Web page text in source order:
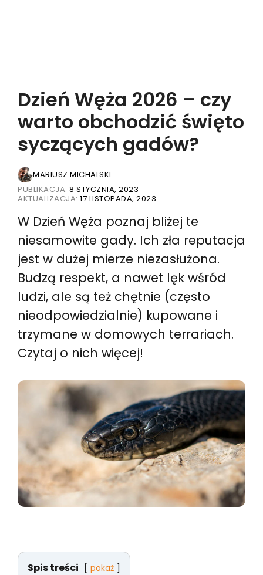
Dzień Węża 2026 – czy
warto obchodzić święto
syczących gadów?
MARIUSZ MICHALSKI
PUBLIKACJA: 8 STYCZNIA, 2023
AKTUALIZACJA: 17 LISTOPADA, 2023
W Dzień Węża poznaj bliżej te
niesamowite gady. Ich zła reputacja
jest w dużej mierze niezasłużona.
Budzą respekt, a nawet lęk wśród
ludzi, ale są też chętnie (często
nieodpowiedzialnie) kupowane i
trzymane w domowych terrariach.
Czytaj o nich więcej!
Spis treści pokaż